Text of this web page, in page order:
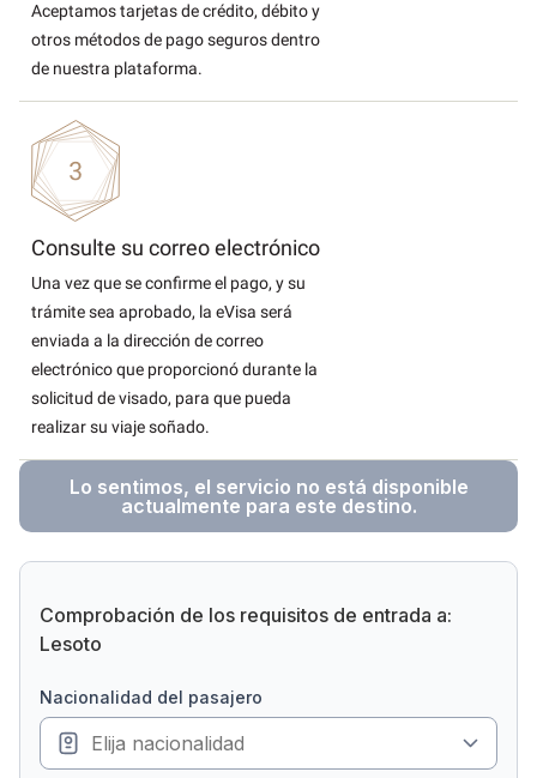
Aceptamos tarjetas de crédito, débito y
otros métodos de pago seguros dentro
de nuestra plataforma.
Consulte su correo electrónico
Una vez que se confirme el pago, y su
trámite sea aprobado, la eVisa será
enviada a la dirección de correo
electrónico que proporcionó durante la
solicitud de visado, para que pueda
realizar su viaje soñado.
Lo sentimos, el servicio no está disponible
actualmente para este destino.
Comprobación de los requisitos de entrada a:
Lesoto
nacionalidad del pasajero